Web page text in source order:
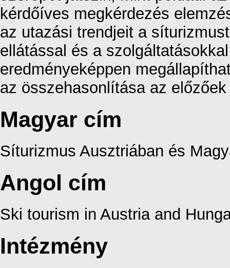
kérdőíves megkérdezés
az utazási trendjeit a
ellátással és a
eredményeképpen
az összehasonlítása az
Magyar cím
Síturizmus Ausztriában és
Angol cím
Ski tourism in Austria and
Intézmény